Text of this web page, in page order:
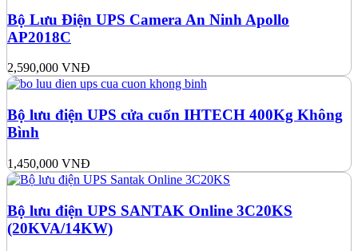
Bộ Lưu Điện UPS Camera An Ninh Apollo
AP2018C
2,590,000 VNĐ
Bộ lưu điện UPS cửa cuốn IHTECH 400Kg Không
Bình
1,450,000 VNĐ
Bộ lưu điện UPS SANTAK Online 3C20KS
(20KVA/14KW)